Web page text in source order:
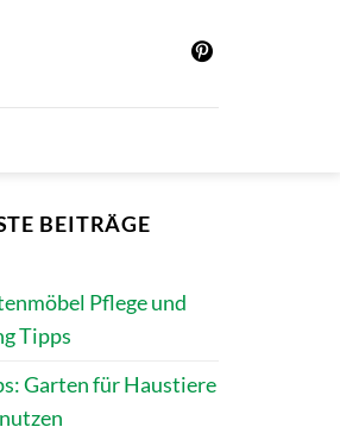
BEITRÄGE
Pflege und
Tipps
Garten für Haustiere